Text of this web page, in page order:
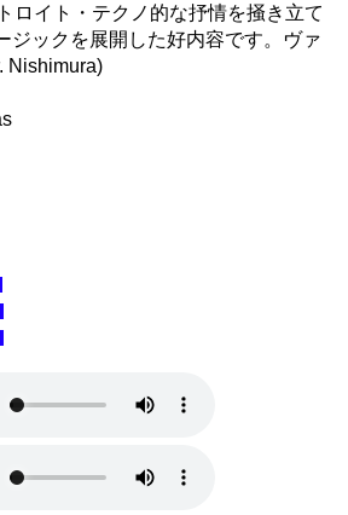
ロイト・テクノ的な抒情を掻き立て
ジックを展開した好内容です。ヴァ
Nishimura)